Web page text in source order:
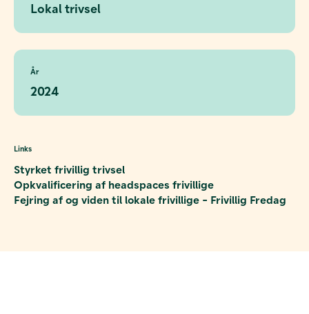
Lokal trivsel
År
2024
Links
Styrket frivillig trivsel
Opkvalificering af headspaces frivillige
Fejring af og viden til lokale frivillige - Frivillig Fredag